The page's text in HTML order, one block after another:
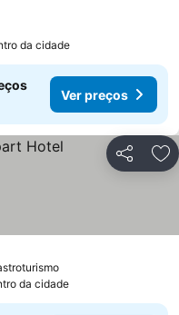
da cidade
Ver preços
Partilhar
da cidade